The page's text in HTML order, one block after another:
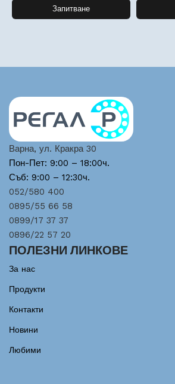
Запитване
Варна, ул. Кракра 30
Пон-Пет: 9:00 – 18:00ч.
Съб: 9:00 – 12:30ч.
052/580 400
0895/55 66 58
0899/17 37 37
0896/22 57 20
ПОЛЕЗНИ ЛИНКОВЕ
За нас
Продукти
Контакти
Новини
Любими